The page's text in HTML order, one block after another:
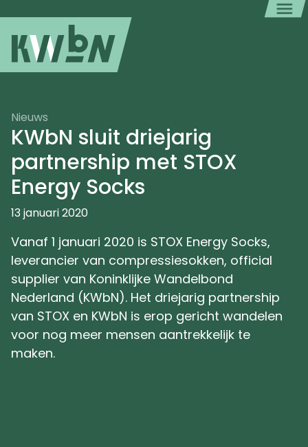
Nieuws
KWbN sluit driejarig
partnership met STOX
Energy Socks
13 januari 2020
Vanaf 1 januari 2020 is STOX Energy Socks,
leverancier van compressiesokken, official
supplier van Koninklijke Wandelbond
Nederland (KWbN). Het driejarig partnership
van STOX en KWbN is erop gericht wandelen
voor nog meer mensen aantrekkelijk te
maken.